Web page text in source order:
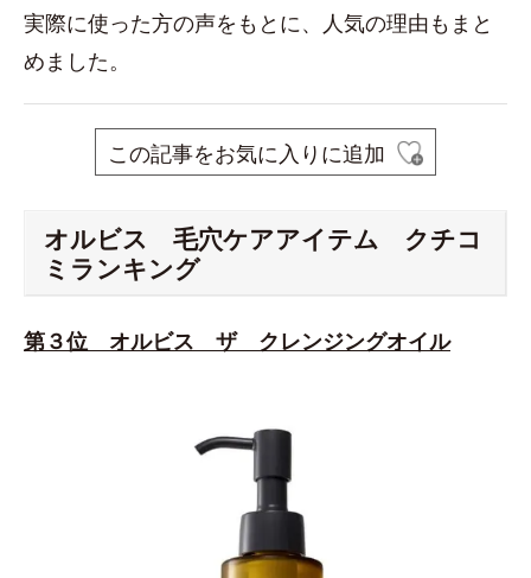
実際に使った方の声をもとに、人気の理由もまと
めました。
この記事をお気に入りに追加
オルビス 毛穴ケアアイテム クチコ
ミランキング
第３位 オルビス ザ クレンジングオイル